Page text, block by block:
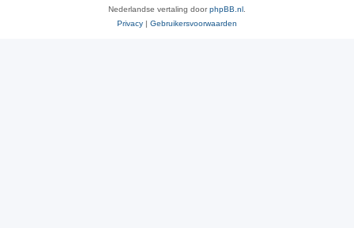
Nederlandse vertaling doorphpBB.nl
Privacy | Gebruikersvoorwaarden